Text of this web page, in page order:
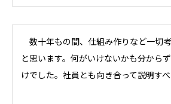
数十年もの間、仕組み作りなど一切
と思います。何がいけないかも分から
けでした。社員とも向き合って説明すべ